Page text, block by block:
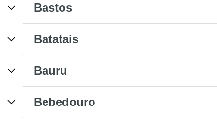
Bastos
Batatais
Bauru
Bebedouro